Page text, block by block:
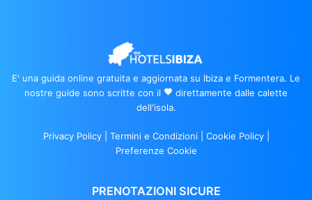
E' una guida online gratuita e aggiornata su Ibiza e Formentera. Le
nostre guide sono scritte con il favorite direttamente dalle calette
dell'isola.
Privacy Policy| Termini e Condizioni| Cookie Policy|
Preferenze Cookie
PRENOTAZIONI SICURE